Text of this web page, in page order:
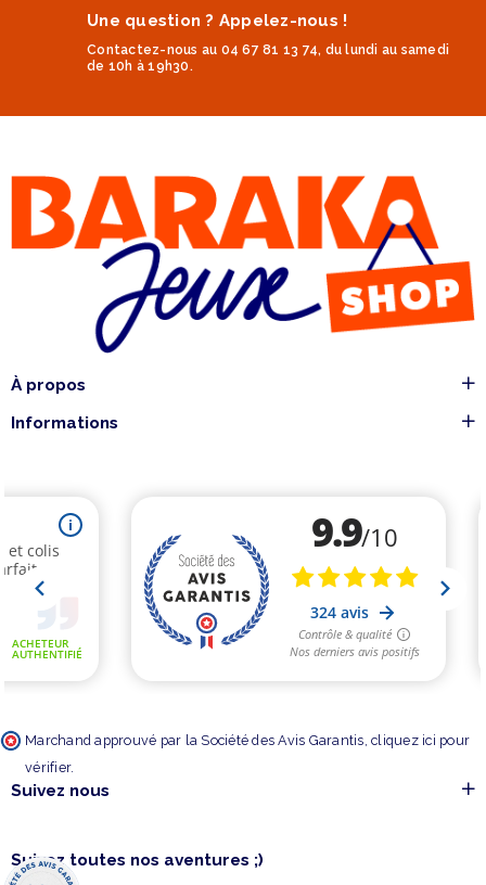
Une question ? Appelez-nous !
Contactez-nous au 04 67 81 13 74, du lundi au samedi
de 10h à 19h30.
À propos
Informations
Marchand approuvé par la Société des Avis Garantis, cliquez ici pour
vérifier.
Suivez nous
Suivez toutes nos aventures ;)